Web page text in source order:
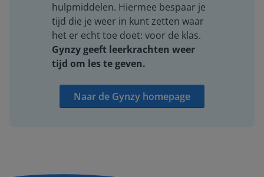
hulpmiddelen. Hiermee bespaar je
tijd die je weer in kunt zetten waar
het er echt toe doet: voor de klas.
Gynzy geeft leerkrachten weer
tijd om les te geven.
Naar de Gynzy homepage